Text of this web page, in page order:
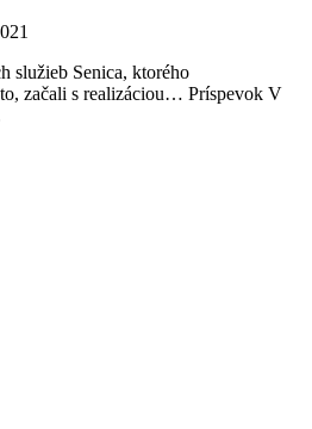
služieb Senica, ktorého
začali s realizáciou… Príspevok V